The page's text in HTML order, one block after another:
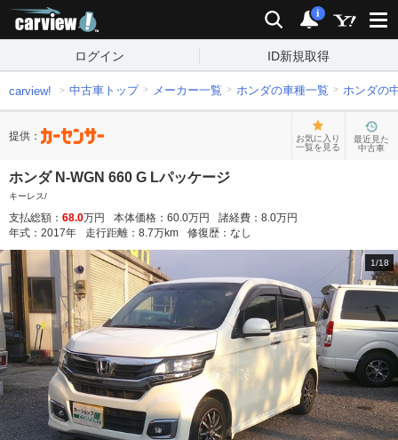
検索 通知
i
ログイン ID新規取得
carview! 中古車トップ メーカー一覧 ホンダの車種一覧 ホンダの
提供：
お気に入り
一覧を見る
最近見た
中古車
ホンダ N-WGN 660 G Lパッケージ
キーレス/
支払総額： 68.0万円 本体価格： 60.0万円 諸経費： 8.0万円
年式： 2017年 走行距離： 8.7万km 修復歴： なし
1/18